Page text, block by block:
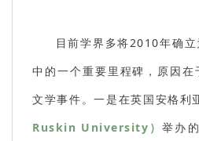
目前学界多将2010年确
中的一个重要里程碑，原因
文学事件。一是在英国安格利
Ruskin University）举办